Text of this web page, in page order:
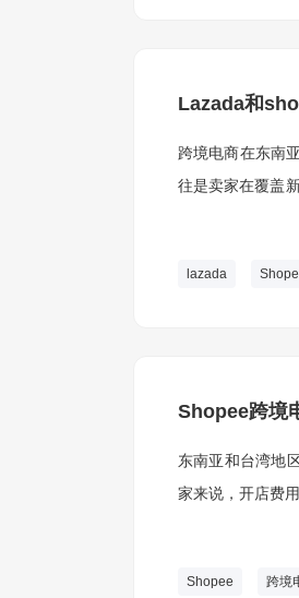
Lazada和
跨境电商在东南
往是卖家在覆盖
lazada
Shopee跨境
东南亚和台湾地
家来说，开店费
Shopee 跨境